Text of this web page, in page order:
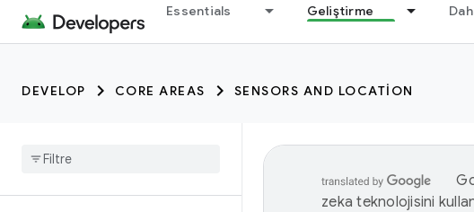
Essentials Geliştirme
DEVELOP CORE AREAS SENSORS AND LOCATION
zeka teknolojisini